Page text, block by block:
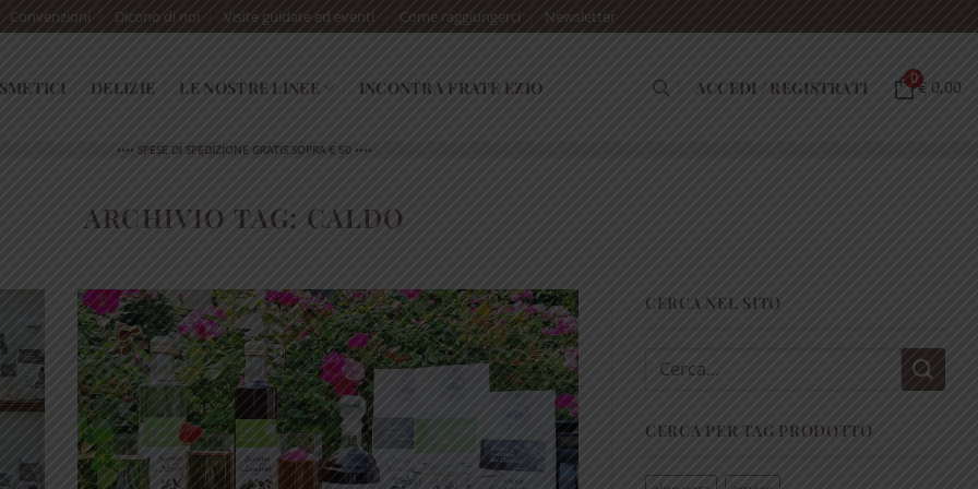
Convenzioni Dicono di noi Visite guidate ed eventi Come raggiungerci Newsletter
DELIZIE LE NOSTRE LINEE INCONTRA FRATE EZIO ACCEDI / REGISTRATI 0€ 0,00
•••• SPESE DI SPEDIZIONE GRATIS SOPRA € 50 ••••
ARCHIVIO TAG: CALDO
CERCA NEL SITO
Cerca:
CERCA PER TAG PRODOTTO